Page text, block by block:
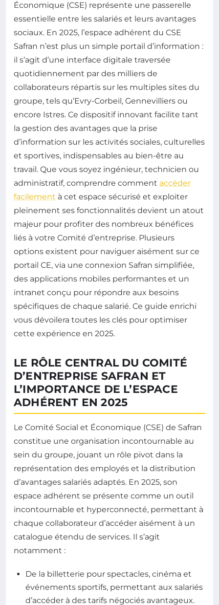
Économique (CSE) représente une passerelle
essentielle entre les salariés et leurs avantages
sociaux. En 2025, l’espace adhérent du CSE
Safran n’est plus un simple portail d’information :
il s’agit d’une interface digitale traversée
quotidiennement par des milliers de
collaborateurs répartis sur les multiples sites du
groupe, tels qu’Evry-Corbeil, Gennevilliers ou
encore Istres. Ce dispositif innovant facilite tant
la gestion des avantages que la prise
d’information sur les activités sociales, culturelles
et sportives, indispensables au bien-être au
travail. Que vous soyez ingénieur, technicien ou
administratif, comprendre comment accéder
facilement à cet espace sécurisé et exploiter
pleinement ses fonctionnalités devient un atout
majeur pour profiter des nombreux bénéfices
liés à votre Comité d’entreprise. Plusieurs
options existent pour naviguer aisément sur ce
portail CE, via une connexion Safran simplifiée,
des applications mobiles performantes et un
intranet conçu pour répondre aux besoins
spécifiques de chaque salarié. Ce guide enrichi
vous dévoilera toutes les clés pour optimiser
cette expérience en 2025.
LE RÔLE CENTRAL DU COMITÉ
D’ENTREPRISE SAFRAN ET
L’IMPORTANCE DE L’ESPACE
ADHÉRENT EN 2025
Le Comité Social et Économique (CSE) de Safran
constitue une organisation incontournable au
sein du groupe, jouant un rôle pivot dans la
représentation des employés et la distribution
d’avantages salariés adaptés. En 2025, son
espace adhérent se présente comme un outil
incontournable et hyperconnecté, permettant à
chaque collaborateur d’accéder aisément à un
catalogue étendu de services. Il s’agit
notamment :
De la billetterie pour spectacles, cinéma et
événements sportifs, permettant aux salariés
d’accéder à des tarifs négociés avantageux.